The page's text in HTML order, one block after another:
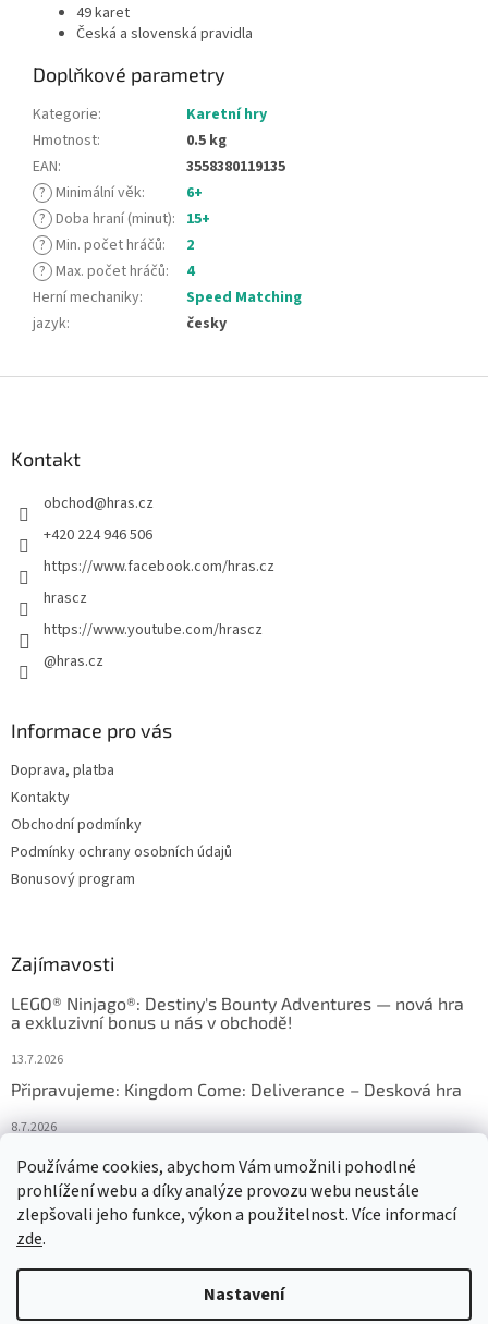
Používáme cookies, abychom Vám umožnili pohodlné
prohlížení webu a díky analýze provozu webu neustále
zlepšovali jeho funkce, výkon a použitelnost. Více informací
zde.
Nastavení
49 karet
Česká a slovenská pravidla
Doplňkové parametry
Kategorie:
Karetní hry
Hmotnost:
0.5 kg
EAN:
3558380119135
? Minimální věk:
6+
? Doba hraní (minut): 15+
? Min. počet hráčů:
2
? Max. počet hráčů:
4
Herní mechaniky:
Speed Matching
jazyk: česky
Kontakt
obchod@hras.cz
+420 224 946 506
https://www.facebook.com/hras.cz
hrascz
https://www.youtube.com/hrascz
@hras.cz
Informace pro vás
Doprava, platba
Kontakty
Obchodní podmínky
Podmínky ochrany osobních údajů
Bonusový program
Zajímavosti
LEGO® Ninjago®: Destiny's Bounty Adventures — nová hra
a exkluzivní bonus u nás v obchodě!
13.7.2026
Připravujeme: Kingdom Come: Deliverance – Desková hra
8.7.2026
Nejlepší deskové hry: výběr, který frčí v celém Česku
18.6.2026